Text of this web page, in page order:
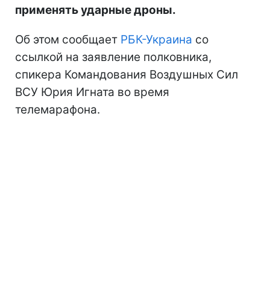
применять ударные дроны.
Об этом сообщает РБК-Украина со
ссылкой на заявление полковника,
спикера Командования Воздушных Сил
ВСУ Юрия Игната во время
телемарафона.